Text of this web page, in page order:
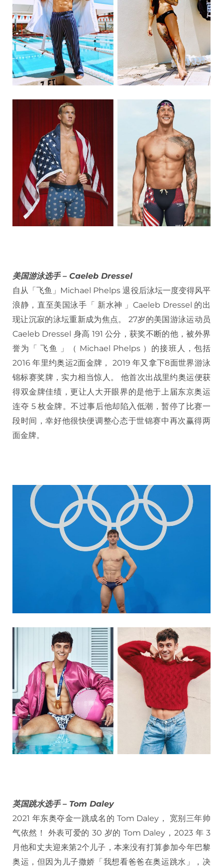
美国游泳选手 – Caeleb Dressel
自从「飞鱼」Michael Phelps 退役后泳坛一度变得风平
浪静，直至美国泳手「 新水神 」Caeleb Dressel 的出
现让沉寂的泳坛重新成为焦点。 27岁的美国游泳运动员
Caeleb Dressel 身高 191 公分，获奖不断的他，被外界
誉为「 飞鱼 」（ Michael Phelps ）的接班人，包括
2016 年里约奥运2面金牌， 2019 年又拿下8面世界游泳
锦标赛奖牌，实力相当惊人。 他首次出战里约奥运便获
得双金牌佳绩，更让人大开眼界的是他于上届东京奥运
连夺 5 枚金牌。不过事后他却陷入低潮，暂停了比赛一
段时间，幸好他很快便调整心态于世锦赛中再次赢得两
面金牌。
英国跳水选手 – Tom Daley
2021 年东奥夺金一跳成名的 Tom Daley， 宽别三年帅
气依然！ 外表可爱的 30 岁的 Tom Daley，2023 年 3
月他和丈夫迎来第2个儿子，本来没有打算参加今年巴黎
奥运，但因为儿子撒娇「我想看爸爸在奥运跳水」，决